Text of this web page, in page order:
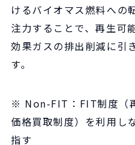
けるバイオマス燃料への
注力することで、再生可
効果ガスの排出削減に引
す。
※ Non-FIT：FIT制度（
価格買取制度）を利用し
指す